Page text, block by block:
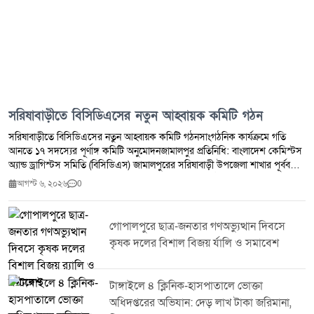
সরিষাবাড়ীতে বিসিডিএসের নতুন আহ্বায়ক কমিটি গঠন
সরিষাবাড়ীতে বিসিডিএসের নতুন আহ্বায়ক কমিটি গঠনসাংগঠনিক কার্যক্রমে গতি
আনতে ১৭ সদস্যের পূর্ণাঙ্গ কমিটি অনুমোদনজামালপুর প্রতিনিধি: বাংলাদেশ কেমিস্টস
অ্যান্ড ড্রাগিস্টস সমিতি (বিসিডিএস) জামালপুরের সরিষাবাড়ী উপজেলা শাখার পূর্ববর্তী
কমিটি বিলুপ্ত করে ১৭ সদস্যবিশিষ্ট নতুন আহ্বায়ক কমিটি গঠন করা হয়েছে।
অনুমোদন দেওয়া হয়।সংগঠন সূত্রে জানা যায়, সম্প্রতি সরিষাবাড়ী উপজেলা শাখার এক
বিশেষ সভায় সর্বসম্মতিক্রমে পূর্ববর্তী কমিটি বিলুপ্ত ঘোষণা করা হয়। পরে জেলা শাখার
নেতৃবৃন্দের উপস্থিতিতে আলোচনা ও মতবিনিময়ের মাধ্যমে নতুন আহ্বায়ক কমিটির
প্রস্তাব চূড়ান্ত করা হয়।মঙ্গলবার (৪ আগস্ট) বাংলাদেশ কেমিস্টস অ্যান্ড ড্রাগিস্টস
সমিতি (বিসিডিএস) জামালপুর জেলা শাখার সভাপতি রমজান আলী রনজু এবং সিনিয়র
সহ-সভাপতি মশিউর রহমানের যৌথ স্বাক্ষরে ১৭ সদস্যবিশিষ্ট পূর্ণাঙ্গ আহ্বায়ক কমিটির
অনুমোদন দেওয়া হয়।নবগঠিত কমিটিতে রবিউল কবির উজ্জ্বলকে আহ্বায়ক এবং
জাকির হোসেনকে সদস্য সচিব হিসেবে মনোনীত করা হয়েছে।সংগঠনের নেতৃবৃন্দ
আগস্ট ৬, ২০২৬ 0
গোপালপুরে ছাত্র-জনতার গণঅভ্যুত্থান দিবসে
কৃষক দলের বিশাল বিজয় র্যালি ও সমাবেশ
টাঙ্গাইলে ৪ ক্লিনিক-হাসপাতালে ভোক্তা
অধিদপ্তরের অভিযান: দেড় লাখ টাকা জরিমানা,